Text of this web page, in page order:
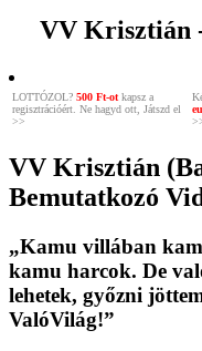
VV Krisztián
LOTTÓZOL? 500 Ft-otkapsz a
regisztrációért. Ne hagyd ott, Játszd el
>>
VV Krisztián
Bemutatkozó
„Kamu villában
kamu harcok. De
lehetek, győzni
ValóVilág!”